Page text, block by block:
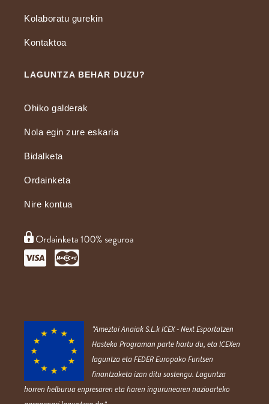
Kolaboratu gurekin
Kontaktoa
LAGUNTZA BEHAR DUZU?
Ohiko galderak
Nola egin zure eskaria
Bidalketa
Ordainketa
Nire kontua
"Ameztoi Anaiak S.L.k ICEX ‐ Next Esportatzen
Hasteko Programan parte hartu du, eta ICEXen
laguntza eta FEDER Europako Funtsen
finantzaketa izan ditu sostengu. Laguntza
horren helburua enpresaren eta haren ingurunearen nazioarteko